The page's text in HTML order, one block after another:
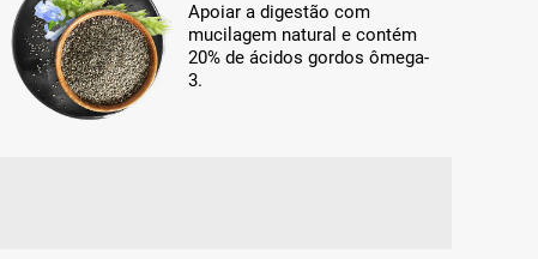
Apoiar a digestão com
mucilagem natural e contém
20% de ácidos gordos ômega-
3.